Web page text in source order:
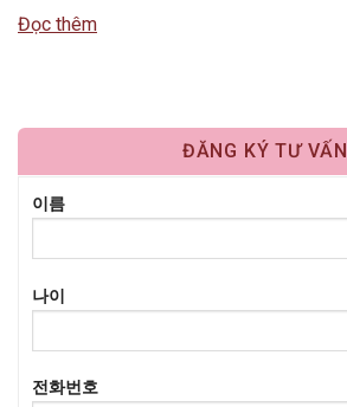
nhất vẫn là băn…
Đọc thêm
ĐĂNG KÝ TƯ VẤN
이름
나이
전화번호